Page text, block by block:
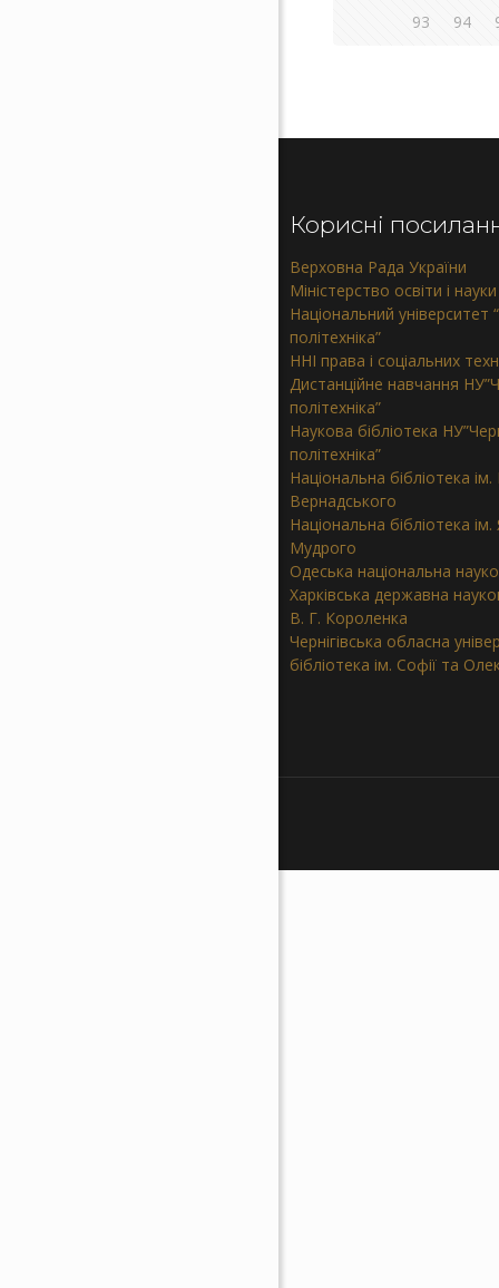
93 94
Корисні
Верховна Рада України
Міністерство освіти і
Національний університет
політехніка”
ННІ права і соціальних
Дистанційне навчання
політехніка”
Наукова бібліотека
політехніка”
Національна бібліотека ім.
Вернадського
Національна бібліотека
Мудрого
Одеська національна
Харківська державна
В. Г. Короленка
Чернігівська обласна
бібліотека ім. Софії та